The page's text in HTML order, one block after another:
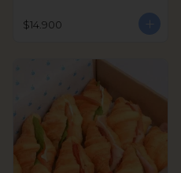
Aceitunas V.
$14.900